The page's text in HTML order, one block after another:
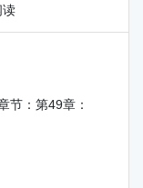
读
节：第49章：